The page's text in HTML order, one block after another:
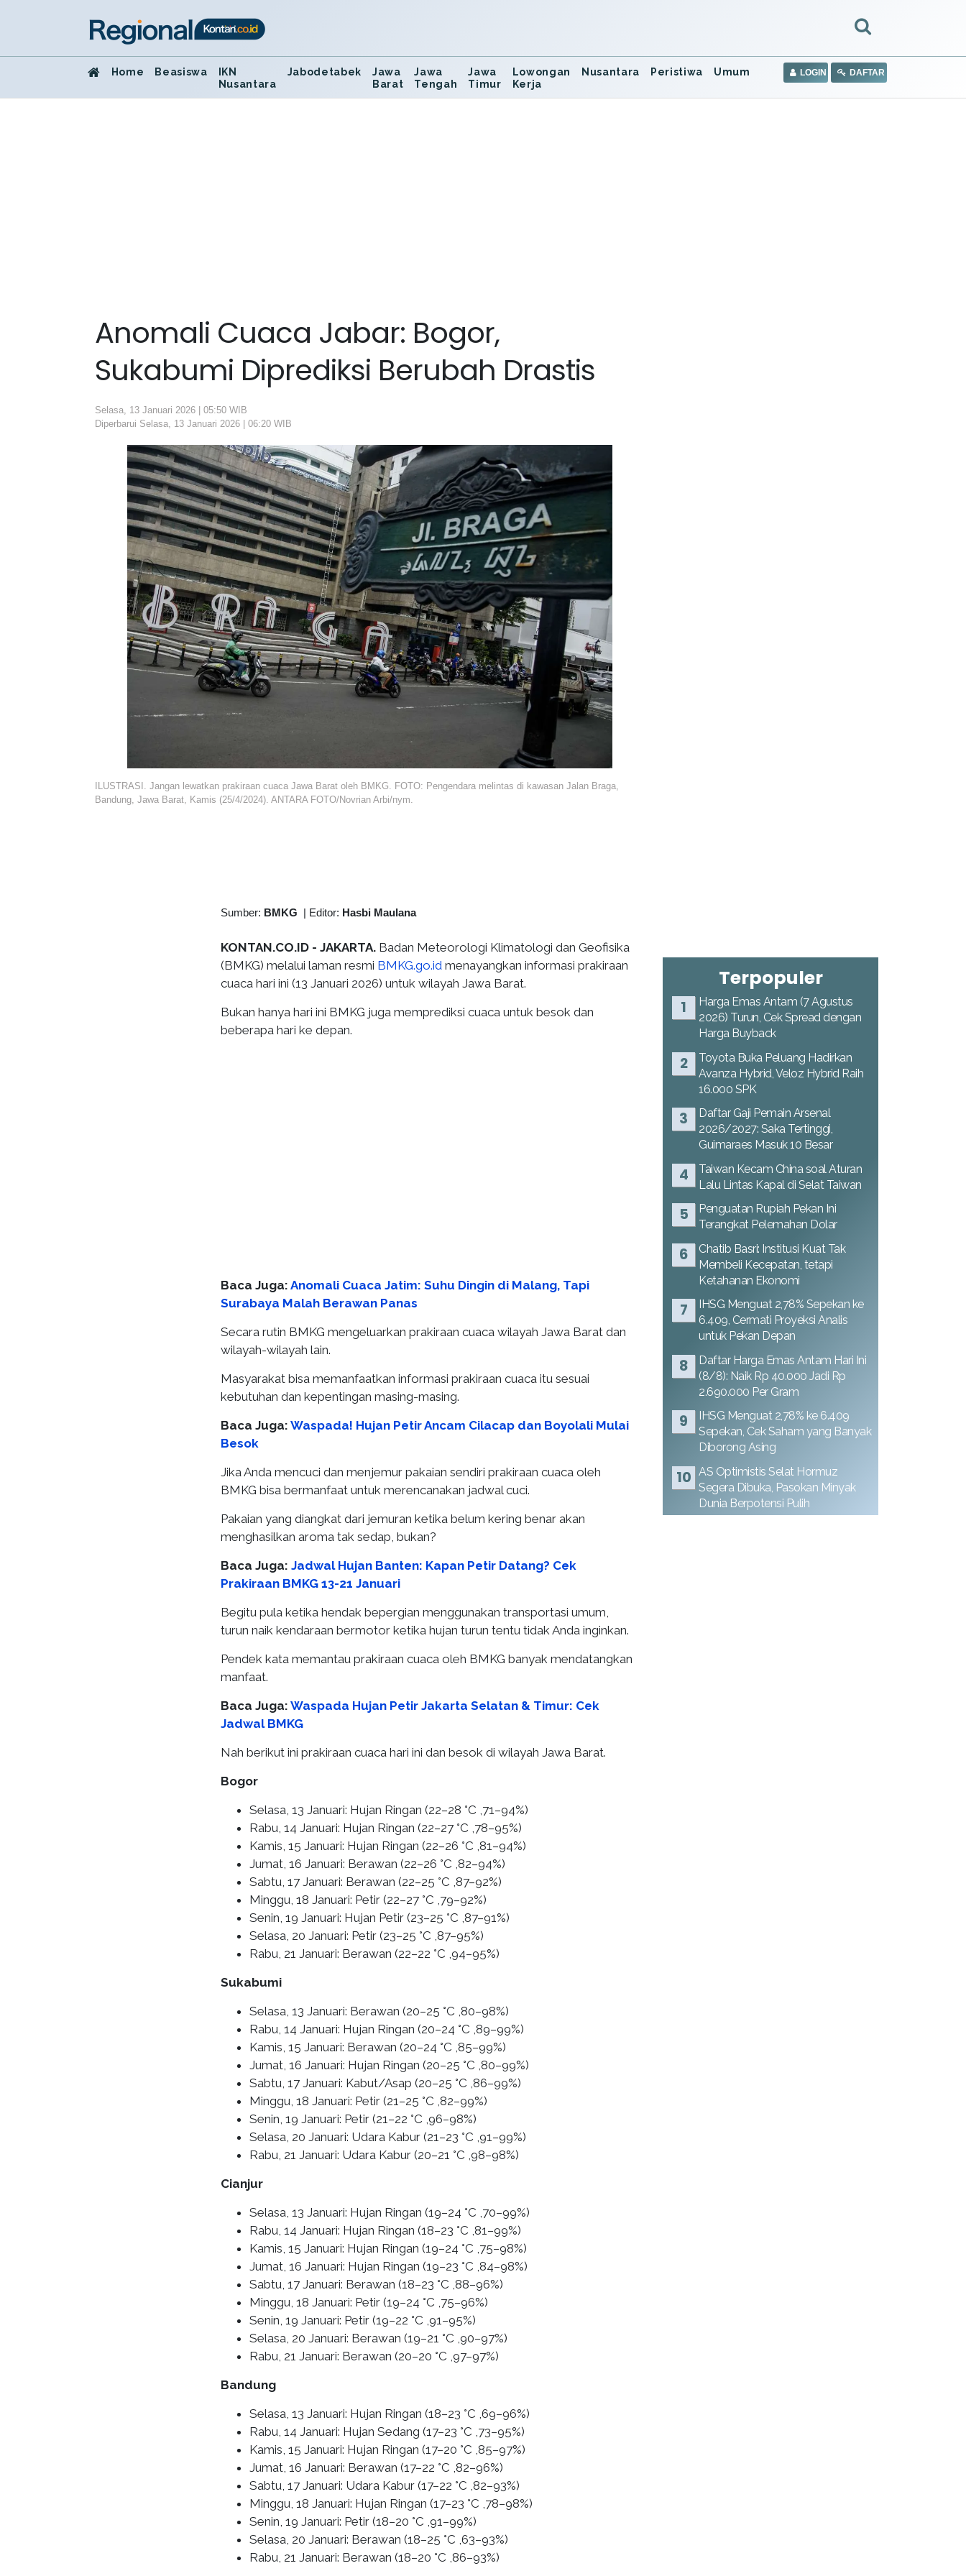
Home Beasiswa
IKN
Nusantara
Jabodetabek
Jawa
Barat
Jawa
Tengah
Jawa
Timur
Lowongan
Kerja
Nusantara Peristiwa Umum LOGIN DAFTAR
Anomali Cuaca Jabar: Bogor,
Sukabumi Diprediksi Berubah Drastis
Selasa, 13 Januari 2026 | 05:50 WIB
Diperbarui Selasa, 13 Januari 2026 | 06:20 WIB
ILUSTRASI. Jangan lewatkan prakiraan cuaca Jawa Barat oleh BMKG. FOTO: Pengendara melintas di kawasan Jalan Braga,
Bandung, Jawa Barat, Kamis (25/4/2024). ANTARA FOTO/Novrian Arbi/nym.
Sumber: BMKG | Editor: Hasbi Maulana
KONTAN.CO.ID - JAKARTA. Badan Meteorologi Klimatologi dan Geofisika
(BMKG) melalui laman resmi BMKG.go.id menayangkan informasi prakiraan
cuaca hari ini (13 Januari 2026) untuk wilayah Jawa Barat.
Bukan hanya hari ini BMKG juga memprediksi cuaca untuk besok dan
beberapa hari ke depan.
Baca Juga: Anomali Cuaca Jatim: Suhu Dingin di Malang, Tapi
Surabaya Malah Berawan Panas
Secara rutin BMKG mengeluarkan prakiraan cuaca wilayah Jawa Barat dan
wilayah-wilayah lain.
Masyarakat bisa memanfaatkan informasi prakiraan cuaca itu sesuai
kebutuhan dan kepentingan masing-masing.
Baca Juga: Waspada! Hujan Petir Ancam Cilacap dan Boyolali Mulai
Besok
Jika Anda mencuci dan menjemur pakaian sendiri prakiraan cuaca oleh
BMKG bisa bermanfaat untuk merencanakan jadwal cuci.
Pakaian yang diangkat dari jemuran ketika belum kering benar akan
menghasilkan aroma tak sedap, bukan?
Baca Juga: Jadwal Hujan Banten: Kapan Petir Datang? Cek
Prakiraan BMKG 13-21 Januari
Begitu pula ketika hendak bepergian menggunakan transportasi umum,
turun naik kendaraan bermotor ketika hujan turun tentu tidak Anda inginkan.
Pendek kata memantau prakiraan cuaca oleh BMKG banyak mendatangkan
manfaat.
Baca Juga: Waspada Hujan Petir Jakarta Selatan & Timur: Cek
Jadwal BMKG
Nah berikut ini prakiraan cuaca hari ini dan besok di wilayah Jawa Barat.
Bogor
Selasa, 13 Januari: Hujan Ringan (22–28 °C ,71–94%)
Rabu, 14 Januari: Hujan Ringan (22–27 °C ,78–95%)
Kamis, 15 Januari: Hujan Ringan (22–26 °C ,81–94%)
Jumat, 16 Januari: Berawan (22–26 °C ,82–94%)
Sabtu, 17 Januari: Berawan (22–25 °C ,87–92%)
Minggu, 18 Januari: Petir (22–27 °C ,79–92%)
Senin, 19 Januari: Hujan Petir (23–25 °C ,87–91%)
Selasa, 20 Januari: Petir (23–25 °C ,87–95%)
Rabu, 21 Januari: Berawan (22–22 °C ,94–95%)
Sukabumi
Selasa, 13 Januari: Berawan (20–25 °C ,80–98%)
Rabu, 14 Januari: Hujan Ringan (20–24 °C ,89–99%)
Kamis, 15 Januari: Berawan (20–24 °C ,85–99%)
Jumat, 16 Januari: Hujan Ringan (20–25 °C ,80–99%)
Sabtu, 17 Januari: Kabut/Asap (20–25 °C ,86–99%)
Minggu, 18 Januari: Petir (21–25 °C ,82–99%)
Senin, 19 Januari: Petir (21–22 °C ,96–98%)
Selasa, 20 Januari: Udara Kabur (21–23 °C ,91–99%)
Rabu, 21 Januari: Udara Kabur (20–21 °C ,98–98%)
Cianjur
Selasa, 13 Januari: Hujan Ringan (19–24 °C ,70–99%)
Rabu, 14 Januari: Hujan Ringan (18–23 °C ,81–99%)
Kamis, 15 Januari: Hujan Ringan (19–24 °C ,75–98%)
Jumat, 16 Januari: Hujan Ringan (19–23 °C ,84–98%)
Sabtu, 17 Januari: Berawan (18–23 °C ,88–96%)
Minggu, 18 Januari: Petir (19–24 °C ,75–96%)
Senin, 19 Januari: Petir (19–22 °C ,91–95%)
Selasa, 20 Januari: Berawan (19–21 °C ,90–97%)
Rabu, 21 Januari: Berawan (20–20 °C ,97–97%)
Bandung
Selasa, 13 Januari: Hujan Ringan (18–23 °C ,69–96%)
Rabu, 14 Januari: Hujan Sedang (17–23 °C ,73–95%)
Kamis, 15 Januari: Hujan Ringan (17–20 °C ,85–97%)
Jumat, 16 Januari: Berawan (17–22 °C ,82–96%)
Sabtu, 17 Januari: Udara Kabur (17–22 °C ,82–93%)
Minggu, 18 Januari: Hujan Ringan (17–23 °C ,78–98%)
Senin, 19 Januari: Petir (18–20 °C ,91–99%)
Selasa, 20 Januari: Berawan (18–25 °C ,63–93%)
Rabu, 21 Januari: Berawan (18–20 °C ,86–93%)
Terpopuler
Harga Emas Antam (7 Agustus
2026) Turun, Cek Spread dengan
Harga Buyback
Toyota Buka Peluang Hadirkan
Avanza Hybrid, Veloz Hybrid Raih
16.000 SPK
Daftar Gaji Pemain Arsenal
2026/2027: Saka Tertinggi,
Guimaraes Masuk 10 Besar
Taiwan Kecam China soal Aturan
Lalu Lintas Kapal di Selat Taiwan
Penguatan Rupiah Pekan Ini
Terangkat Pelemahan Dolar
Chatib Basri: Institusi Kuat Tak
Membeli Kecepatan, tetapi
Ketahanan Ekonomi
IHSG Menguat 2,78% Sepekan ke
6.409, Cermati Proyeksi Analis
untuk Pekan Depan
Daftar Harga Emas Antam Hari Ini
(8/8): Naik Rp 40.000 Jadi Rp
2.690.000 Per Gram
IHSG Menguat 2,78% ke 6.409
Sepekan, Cek Saham yang Banyak
Diborong Asing
AS Optimistis Selat Hormuz
Segera Dibuka, Pasokan Minyak
Dunia Berpotensi Pulih